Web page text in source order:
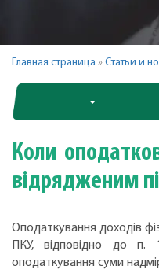
Главная страница » Статьи и
Коли
відрядженим
Оподаткування доходів
ПКУ, відповідно до п.
оподаткування суми